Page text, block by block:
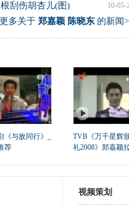
10-05-
刮伤胡杏儿(图)
更多关于 郑嘉颖 陈晓东的新闻
《与敌同行》_
荐
TVB《万千星辉
礼2008》郑嘉颖
视频策划